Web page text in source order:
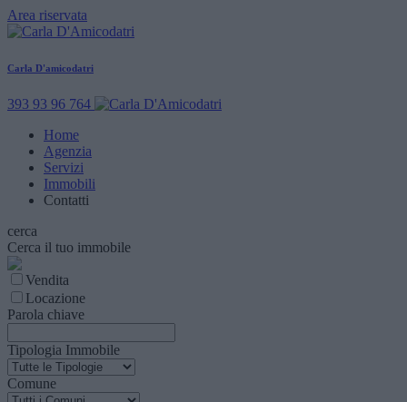
Area riservata
Carla D'amicodatri
393 93 96 764
Home
Agenzia
Servizi
Immobili
Contatti
cerca
Cerca il tuo immobile
Vendita
Locazione
Parola chiave
Tipologia Immobile
Comune